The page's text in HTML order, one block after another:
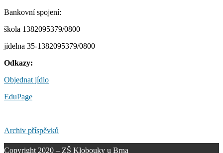
Bankovní spojení:
škola 1382095379/0800
jídelna 35-1382095379/0800
Odkazy:
Objednat jídlo
EduPage
Archiv příspěvků
Copyright 2020 – ZŠ Klobouky u Brna